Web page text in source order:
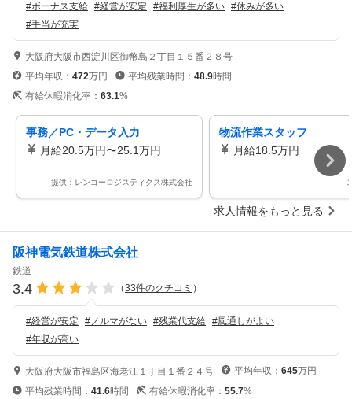
#ボーナス支給 #経営が安定 #福利厚生が多い #休みが多い
#手当が充実
大阪府大阪市西淀川区御幣島２丁目１５番２８号
平均年収： 472万円 平均残業時間： 48.9時間
有給休暇消化率： 63.1%
事務／PC・データ入力
月給20.5万円〜25.1万円
提供：レンゴーロジスティクス株式会社
物流作業スタッフ
月給18.5万円
求人情報をもっと見る
阪神電気鉄道株式会社
鉄道
3.4 （33件のクチコミ ）
#経営が安定 #ノルマがない #残業代支給 #風通しがよい
#年収が高い
大阪府大阪市福島区海老江１丁目１番２４号 平均年収： 645万円
平均残業時間： 41.6時間 有給休暇消化率： 55.7%